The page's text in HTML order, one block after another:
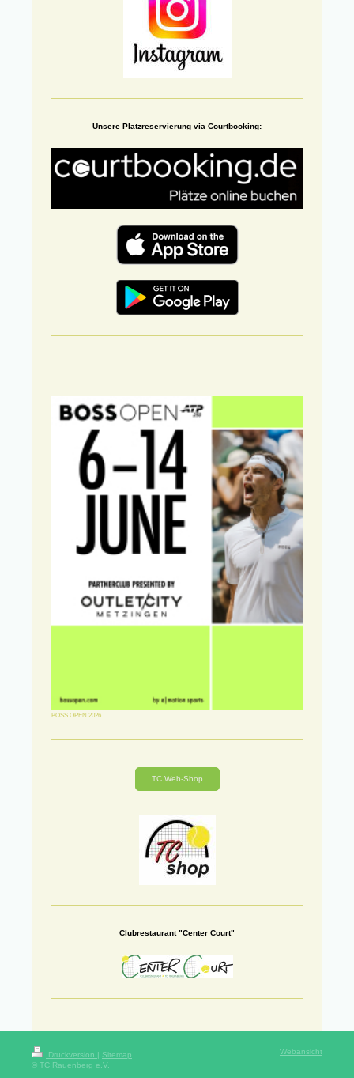
Unsere Platzreservierung via Courtbooking:
BOSS OPEN 2026
TC Web-Shop
Clubrestaurant "Center Court"
Druckversion | Sitemap
© TC Rauenberg e.V.
Webansicht